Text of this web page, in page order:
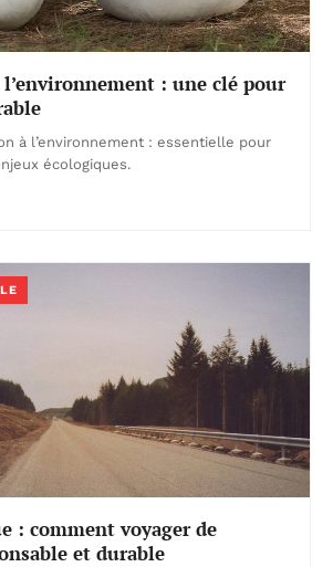
l’environnement : une clé pour
à l’environnement : essentielle pour
écologiques.
: comment voyager de
et durable